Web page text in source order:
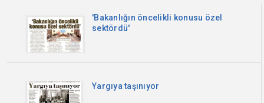
'Bakanlığın öncelikli konusu özel
sektördü'
Yargıya taşınıyor